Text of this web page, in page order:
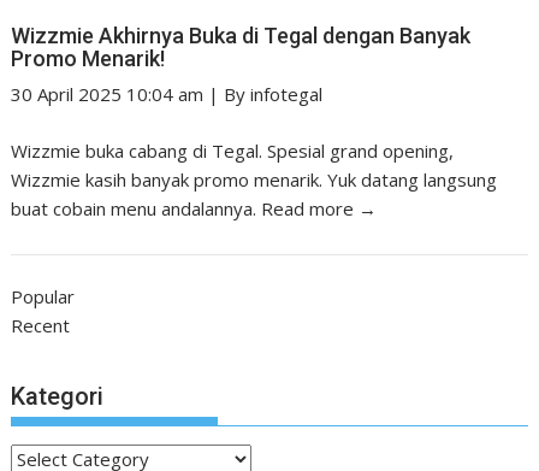
Wizzmie Akhirnya Buka di Tegal dengan Banyak
Promo Menarik!
30 April 2025 10:04 am | Byinfotegal
Wizzmie buka cabang di Tegal. Spesial grand opening,
Wizzmie kasih banyak promo menarik. Yuk datang langsung
buat cobain menu andalannya. Read more →
Popular
Recent
Kategori
Kategori